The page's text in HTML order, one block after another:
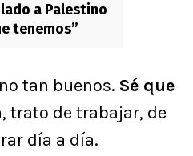
a Palestino
tenemos”
tan buenos. Sé que
trato de trabajar, de
día a día.